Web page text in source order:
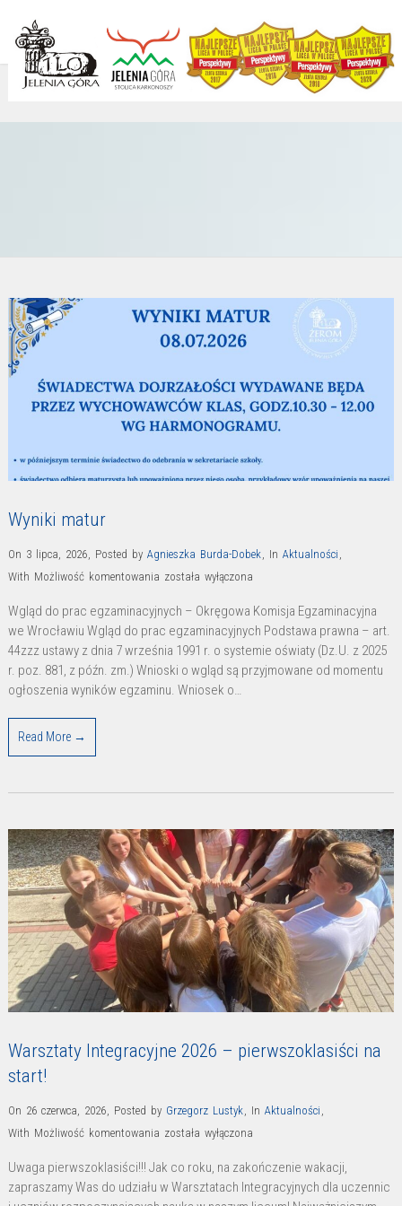
Wyniki matur
On 3 lipca, 2026 Posted by Agnieszka Burda-Dobek In Aktualności
With Możliwość komentowania Wyniki
została wyłączona
Wgląd do prac egzaminacyjnych – Okręgowa Komisja Egzaminacyjna
we Wrocławiu Wgląd do prac egzaminacyjnych Podstawa prawna – art.
44zzz ustawy z dnia 7 września 1991 r. o systemie oświaty (Dz.U. z 2025
r. poz. 881, z późn. zm.) Wnioski o wgląd są przyjmowane od momentu
ogłoszenia wyników egzaminu. Wniosek o…
Read More →
Warsztaty Integracyjne 2026 – pierwszoklasiści na
start!
On 26 czerwca, 2026 Posted by Grzegorz Lustyk In Aktualności
With Możliwość komentowania Warsztaty
2026
została wyłączona
Uwaga pierwszoklasiści!!! Jak co roku, na zakończenie wakacji,
zapraszamy Was do udziału w Warsztatach Integracyjnych dla uczennic